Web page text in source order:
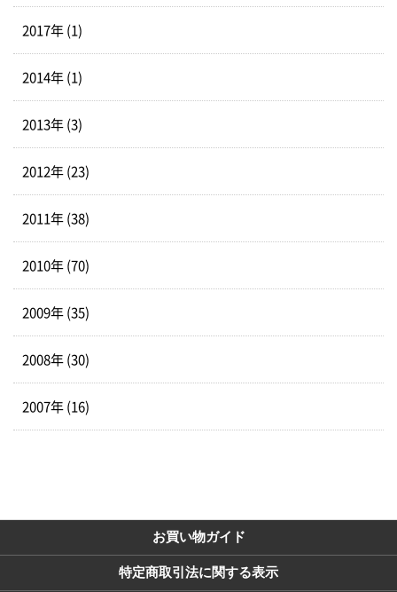
2017年 (1)
2014年 (1)
2013年 (3)
2012年 (23)
2011年 (38)
2010年 (70)
2009年 (35)
2008年 (30)
2007年 (16)
お買い物ガイド
特定商取引法に関する表示